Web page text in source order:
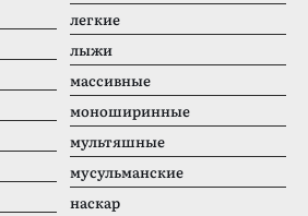
легкие
лыжи
массивные
моноширинные
мультяшные
мусульманские
наскар